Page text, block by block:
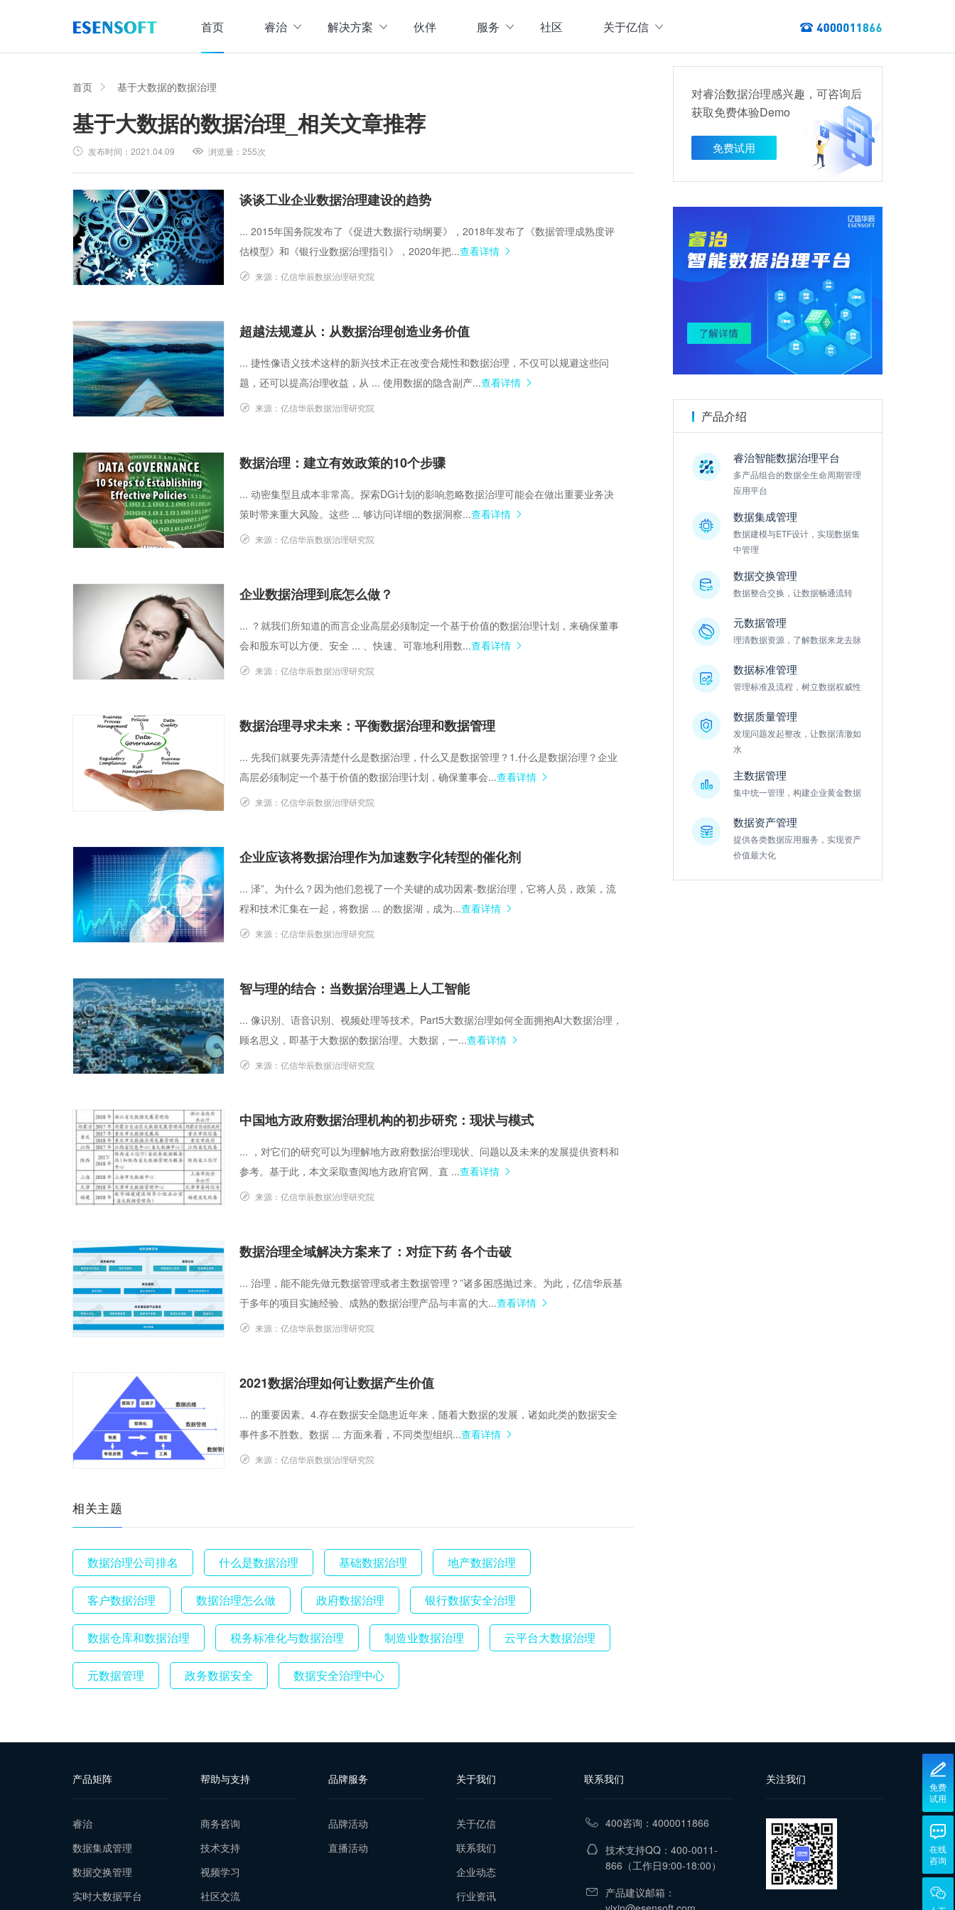
首页 睿治
数据采集
数据集成管理
数据建模与ETF设计，实现数据集中
管理
数据交换管理
数据整合交换，让数据畅通流转
数据存储
企业级实时大数据管理，支撑实时决
理清数据资源，了解数据来龙去脉
数据资产管理
提供各类数据应用服务，实现资产价
解决方案
大数据治理方案
大数据资产管理方案
集数据集成、数据治理、资产规划开发、资产运营等场景应用于一体
主数据管理方案
主数据全生命周期管理，保障主数据一致性、权威性、共享性，提高企业运营效率
数据标准化及质量管控方案
以元数据管理摸清家底，以资产编目盘点数据资产，提供数据服务
指标体系建设方案
数据仓库及商业智能方案
集数据采集补录、数据ETL建模、数据实时存储、数据分析展现等应用场景于一体
仓湖一体化数据中心建设方案
涵盖数据存储、数据集成、数据交换、数据共享等方面，为企业用户提供云原生仓湖一
伙伴 服务 社区 关于亿信
首页 基于大数据的数据治理
基于大数据的数据治理 _相关文章推荐
发布时间： 2021.04.09 浏览量： 255次
谈谈工业企业数据治理建设的趋势
... 2015年国务院发布了《促进大数据行动纲要》，2018年发布了《数据管理成熟度评
估模型》和《银行业数据治理指引》，2020年把...查看详情
来源： 亿信华辰数据治理研究院
超越法规遵从：从数据治理创造业务价值
... 捷性像语义技术这样的新兴技术正在改变合规性和数据治理，不仅可以规避这些问
题，还可以提高治理收益，从 ... 使用数据的隐含副产...查看详情
来源： 亿信华辰数据治理研究院
数据治理：建立有效政策的10个步骤
... 动密集型且成本非常高。探索DG计划的影响忽略数据治理可能会在做出重要业务决
策时带来重大风险。这些 ... 够访问详细的数据洞察...查看详情
来源： 亿信华辰数据治理研究院
企业数据治理到底怎么做？
... ？就我们所知道的而言企业高层必须制定一个基于价值的数据治理计划，来确保董事
会和股东可以方便、安全 ... 、快速、可靠地利用数...查看详情
来源： 亿信华辰数据治理研究院
数据治理寻求未来：平衡数据治理和数据管理
... 先我们就要先弄清楚什么是数据治理，什么又是数据管理？1.什么是数据治理？企业
高层必须制定一个基于价值的数据治理计划，确保董事会...查看详情
来源： 亿信华辰数据治理研究院
企业应该将数据治理作为加速数字化转型的催化剂
... 泽”。为什么？因为他们忽视了一个关键的成功因素-数据治理，它将人员，政策，流
程和技术汇集在一起，将数据 ... 的数据湖，成为...查看详情
来源： 亿信华辰数据治理研究院
智与理的结合：当数据治理遇上人工智能
... 像识别、语音识别、视频处理等技术。Part5大数据治理如何全面拥抱AI大数据治理，
顾名思义，即基于大数据的数据治理。大数据，一...查看详情
来源： 亿信华辰数据治理研究院
中国地方政府数据治理机构的初步研究：现状与模式
... ，对它们的研究可以为理解地方政府数据治理现状、问题以及未来的发展提供资料和
参考。基于此，本文采取查阅地方政府官网、直 ...查看详情
来源： 亿信华辰数据治理研究院
数据治理全域解决方案来了：对症下药 各个击破
... 治理，能不能先做元数据管理或者主数据管理？”诸多困惑抛过来。为此，亿信华辰基
于多年的项目实施经验、成熟的数据治理产品与丰富的大...查看详情
来源： 亿信华辰数据治理研究院
2021数据治理如何让数据产生价值
... 的重要因素。4.存在数据安全隐患近年来，随着大数据的发展，诸如此类的数据安全
事件多不胜数。数据 ... 方面来看，不同类型组织...查看详情
来源： 亿信华辰数据治理研究院
相关主题
数据治理公司排名 什么是数据治理 基础数据治理 地产数据治理
客户数据治理 数据治理怎么做 政府数据治理 银行数据安全治理
数据仓库和数据治理 税务标准化与数据治理 制造业数据治理 云平台大数据治理
元数据管理 政务数据安全 数据安全治理中心
对睿治数据治理感兴趣，可咨询后
获取免费体验Demo
免费试用
产品介绍
睿治智能数据治理平台
多产品组合的数据全生命周期管理
应用平台
数据集成管理
数据建模与ETF设计，实现数据集
中管理
数据交换管理
数据整合交换，让数据畅通流转
元数据管理
理清数据资源，了解数据来龙去脉
数据标准管理
管理标准及流程，树立数据权威性
数据质量管理
发现问题发起整改，让数据清澈如
水
主数据管理
集中统一管理，构建企业黄金数据
数据资产管理
提供各类数据应用服务，实现资产
价值最大化
产品矩阵
睿治
数据集成管理
数据交换管理
实时大数据平台
帮助与支持
商务咨询
技术支持
视频学习
社区交流
品牌服务
品牌活动
直播活动
关于我们
关于亿信
联系我们
企业动态
行业资讯
联系我们
400咨询：4000011866
技术支持QQ：400-0011-
866 （工作日9:00-18:00）
产品建议邮箱：
关注我们
免费
试用
在线
咨询